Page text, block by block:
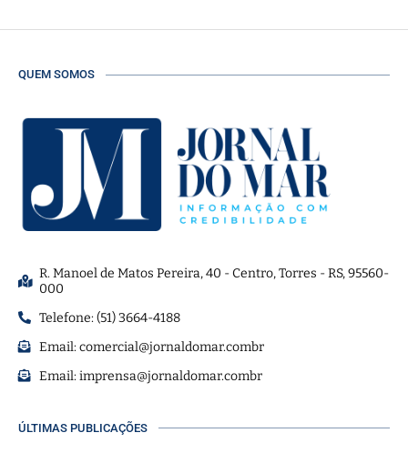
QUEM SOMOS
R. Manoel de Matos Pereira, 40 - Centro, Torres - RS, 95560-
000
Telefone: (51) 3664-4188
Email:comercial@jornaldomar.combr
Email:imprensa@jornaldomar.combr
ÚLTIMAS PUBLICAÇÕES